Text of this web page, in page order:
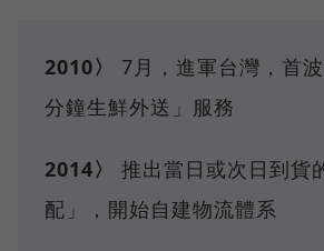
2010〉
7月，進軍台灣，首
分鐘生鮮外送」服務
2014〉
推出當日或次日到貨
配」，開始自建物流體系